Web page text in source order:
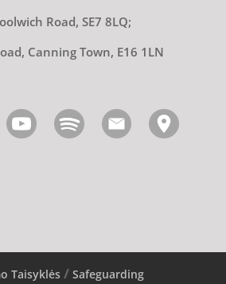
Road, SE7 8LQ;
Canning Town, E16 1LN
Taisyklės Safeguarding